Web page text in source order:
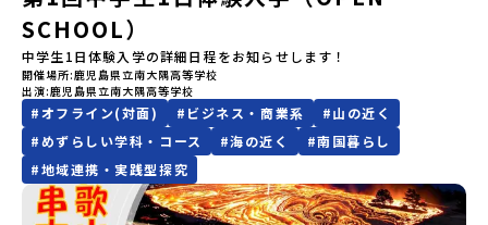
す。日本全国約200の高校と連携しながら、中学卒業後に地域の枠を
越えて生徒一人ひとりの夢や価値観に合った地域・学校で1〜3年間
過ごすことができるシステム「地域みらい留学」をはじめとした、
教育事業や地域活性モデルをつくり続けています。名 称：一般財
団法人地域・教育魅力化プラットフォーム設 立：2017年3月代表
者：岩本 悠所在地：〒690-0842 島根県松江市東本町二丁目25-6
みらいBASE2階 その他所在地公式HP：http://c-platform.or.jp/
お問い合わせ先担当：小川・小原E-mail：info@miratabi.jp「お
ためし地域留学体験」のプログラム開催情報を公式LINEにて配信
中！ぜひご登録ください♪地域みらい留学公式LINE
以内に回答いただき、確認フォームの提出をもって参加確定とさせ
ていただきます。当選確認フォームの期日までにご回答いただけな
い場合は、当選を取り消しとさせていただきます。当選取り消しが
あった場合は、繰り上げ当選者へご連絡させていただきます。登録
メールアドレスの変更をご希望の場合は下記の地域みらい留学公式
LINEよりご連絡をお願いします。※受信制限設定をしていると、通
知メールをお受け取りいただけません。その場合は、
「@miratabi.jp」からのメールを受信できるよう設定をお願いいた
します。※結果に関する個別のお問合せにはお答えしておりません
ので、ご了承ください。・お申し込みについてお申込はお一人様1回
ろ？プログラム詳細解説、質疑応答お申し込み：https://c-
mirai.jp/events/091247お気軽にどうぞ！「はじめての一人旅だ
けど大丈夫？」「どんな体験ができるの？」そんな保護者様の不安
や、中学生のみなさんの素朴な疑問にスタッフが直接お答えしま
す。チャットでの質問も可能ですので、ぜひご自宅からリラックス
してご参加ください。▼お申し込み前に必ずご確認ください・参加
規約への同意プログラムへの参加申し込みいただく前に、「お申し
込みに関する各規約」への同意が必須となります。ご確認くださ
い。・抽選による参加者決定についてお申込みいただいた方の中か
ら抽選の上、締め切り日から1週間を目途に、お申し込み時に記入い
ただいたメールアドレス宛に「当選／落選メール」をお送りいたし
躍する高校生と一緒に交流したり対話をしながら、町の文化・料理
を楽しみ、高校での活動のイメージをもつことができる絶好の機
会！この地域でしか味わえない豊かな体験をぜひ楽しんでください
🎵体験のおすすめポイント体験プログラム内容（予定）＜1日目＞
（PM）「オリエンテーション」「地熱染色・発電所見学」 -八幡
平市の自然を知る -地球のチカラを使ったアートづくり「ペンショ
ンで夕食」「1日目の振り返り」「星空観察」※希望者＜2日目＞
（AM）「平舘（たいらだて）高校見学」 -高校生活をイメージし
よう「郷土料理・BBQ」 -高校生・地元の方と交流を深める
（PM）「“八幡平市”体感ワークショップ」 -あけびづるで表札づく
り -学校周辺散策「ペンションで夕食」「2日目の振り返り」 -みん
う）」北海道の東に位置する標津町（しべつちょう）は人口 約
4,600人の町。東の水平線の奥に見えるのは北方領土の国後島（くな
しりとう）、西には世界遺産に認定されている秘境・知床半島（し
れとこはんとう）、鶴や白鳥など珍しい野鳥の宝庫である野付半島
（のつけはんとう）をながめることができ、ミルクの里の牧草地が
広がる牛の酪農（らくのう）もさかんで、海と緑と川の自然と生き
物が豊かな町です！標津町はさらに「鮭（さけ）の聖地」としても
有名。江戸時代には将軍家にも贈られたほどで、今では「日本遺
産」に登録されています。一万年前から続く伝統的な「鮭」の産業
とともに人々の豊かな暮らしがあります。一万年前の縄文時代か
ら、人々の間で大切に守り受け継がれ、厳しい大自然と向き合い、
SCHOOL）
中学生1日体験入学の詳細日程をお知らせします！
開催場所 鹿児島県立南大隅高等学校
出演 鹿児島県立南大隅高等学校
#オフライン(対面) # ビジネス・商業系 #山の近く
#めずらしい学科・コース #海の近く #南国暮らし
#地域連携・実践型探究